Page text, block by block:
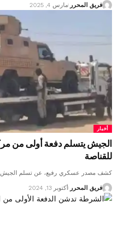
فريق المحرر مارس 4, 2025
أخبار
الجيش يتسلم دفعة أولى من
للقناصة
كشف مصدر عسكري رفيع، عن تسلم الجيش
فريق المحرر أكتوبر 13, 2024